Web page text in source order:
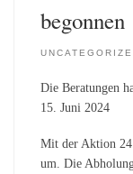
begonnen
Die Beratungen
15. Juni 2024
Mit der Aktion
um. Die